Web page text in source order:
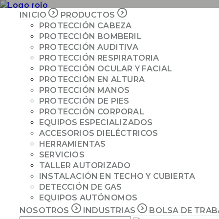
INICIO
PRODUCTOS
NOSOTROS
INDUSTRIAS
COTIZAR
Especificaciones técnicas
Los retenedores se acoplan únicamente a los
sostener prefiltros N95
Normas de cumplimiento
INICIO
PRODUCTOS
PROTECCIÓN CABEZA
PROTECCIÓN BOMBERIL
PROTECCIÓN AUDITIVA
PROTECCIÓN RESPIRATORIA
PROTECCIÓN OCULAR Y FACIAL
PROTECCIÓN EN ALTURA
PROTECCIÓN MANOS
PROTECCIÓN DE PIES
PROTECCIÓN CORPORAL
EQUIPOS ESPECIALIZADOS
ACCESORIOS DIELÉCTRICOS
HERRAMIENTAS
SERVICIOS
TALLER AUTORIZADO
INSTALACIÓN EN TECHO Y CUBIERTA
DETECCIÓN DE GAS
EQUIPOS AUTÓNOMOS
NOSOTROS
INDUSTRIAS BOLSA DE